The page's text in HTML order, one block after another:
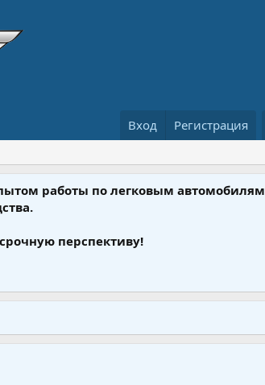
Вход Регистрация
работы по легковым автомобилям
перспективу!